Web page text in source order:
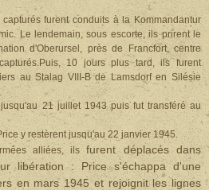
furent conduits à la Kommandantur
Le lendemain, sous escorte, ils prirent le
d'Oberursel, près de Francfort, centre
10 jours plus tard, ils furent
au Stalag VIII-B de Lamsdorf en Silésie
21 juillet 1943 puis fut transféré au
y restèrent jusqu'au 22 janvier 1945.
alliées, ilsfurent déplacés dans
libération : Price s'échappa d'une
en mars 1945 et rejoignit les lignes